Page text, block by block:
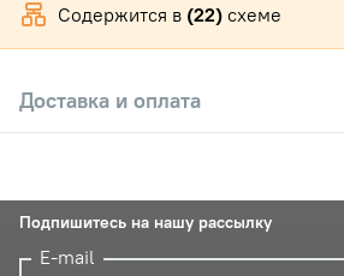
Содержится в (22) схеме
Доставка и оплата
Подпишитесь на нашу рассылку
E-mail